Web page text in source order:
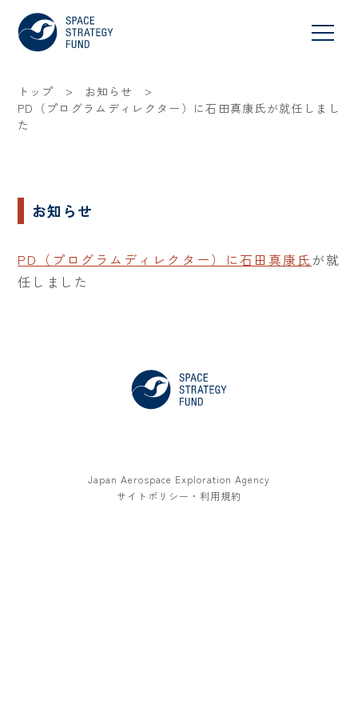
トップ > お知らせ
>
PD（プログラムディレクター）に石田真康氏が就任しまし
た
お知らせ
PD（プログラムディレクター）に石田真康氏が就
任しました
Japan Aerospace Exploration Agency
サイトポリシー・利用規約